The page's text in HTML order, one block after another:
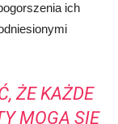
ich
ŻE KAŻDE
MOGĄ SIĘ